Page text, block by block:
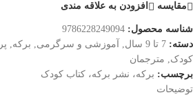
مقایسه افزودن به علاقه مندی
شناسه محصول: 9786228249094
دسته: 7 تا 9 سال آموزشی و سرگرمی برکه
کودک
مترجمان
برچسب: برکه، نشر برکه، کتاب کودک
توضیحات